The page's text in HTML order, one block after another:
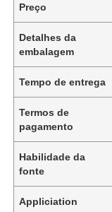
Preço
Detalhes da
embalagem
Tempo de entrega
Termos de
pagamento
Habilidade da
fonte
Appliciation